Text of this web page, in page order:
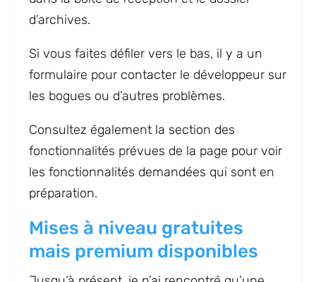
d’archives.
Si vous faites défiler vers le bas, il y a un
formulaire pour contacter le développeur sur
les bogues ou d’autres problèmes.
Consultez également la section des
fonctionnalités prévues de la page pour voir
les fonctionnalités demandées qui sont en
préparation.
Mises à niveau gratuites
mais premium disponibles